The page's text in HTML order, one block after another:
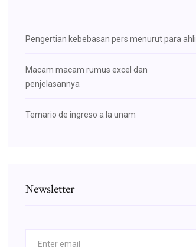
Pengertian kebebasan pers menurut para ahli
Macam macam rumus excel dan
penjelasannya
Temario de ingreso a la unam
Newsletter